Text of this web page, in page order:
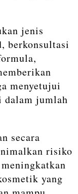
jenis
berkonsultasi
menyetujui
dalam jumlah
secara
risiko
yang